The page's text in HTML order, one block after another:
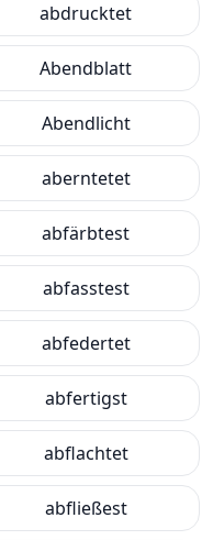
abdrucktet
Abendblatt
Abendlicht
aberntetet
abfärbtest
abfasstest
abfedertet
abfertigst
abflachtet
abfließest